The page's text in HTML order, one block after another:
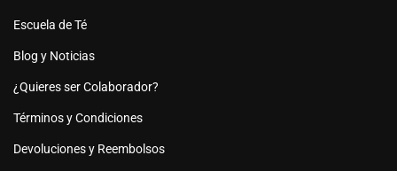
Escuela de Té
Blog y Noticias
¿Quieres ser Colaborador?
Términos y Condiciones
Devoluciones y Reembolsos